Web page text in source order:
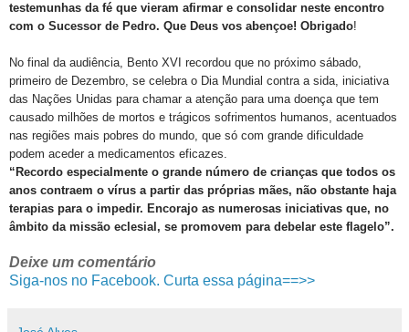
testemunhas da fé que vieram afirmar e consolidar neste encontro
com o Sucessor de Pedro. Que Deus vos abençoe! Obrigado!
No final da audiência, Bento XVI recordou que no próximo sábado,
primeiro de Dezembro, se celebra o Dia Mundial contra a sida, iniciativa
das Nações Unidas para chamar a atenção para uma doença que tem
causado milhões de mortos e trágicos sofrimentos humanos, acentuados
nas regiões mais pobres do mundo, que só com grande dificuldade
podem aceder a medicamentos eficazes.
“Recordo especialmente o grande número de crianças que todos os
anos contraem o vírus a partir das próprias mães, não obstante haja
terapias para o impedir. Encorajo as numerosas iniciativas que, no
âmbito da missão eclesial, se promovem para debelar este flagelo”.
Deixe um comentário
Siga-nos no Facebook. Curta essa página==>>